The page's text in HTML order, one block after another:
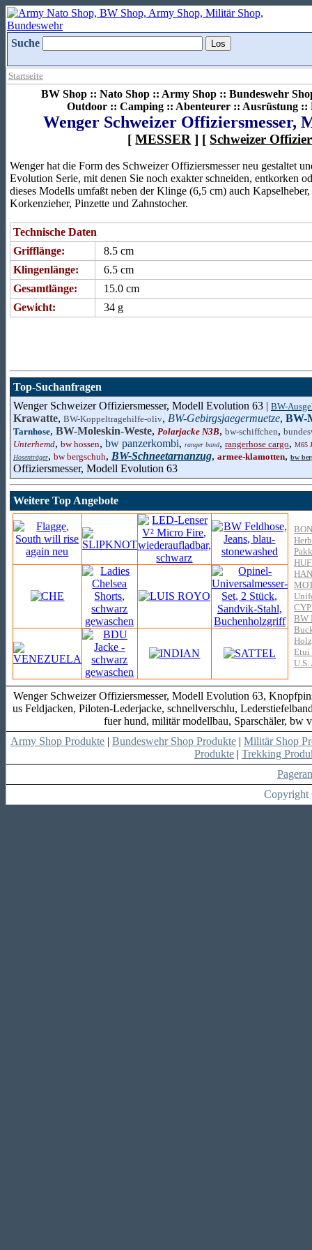
Suche
Startseite
BW Shop :: Nato Shop :: Army Shop :: Bundeswehr
Outdoor :: Camping :: Abenteurer :: Ausrüstung ::
Wenger Schweizer Offiziersmesser,
[MESSER ] [ Schweizer
Wenger hat die Form des Schweizer Offiziersmesser neu gestaltet
Evolution Serie, mit denen Sie noch exakter schneiden, entkorken
dieses Modells umfaßt neben der Klinge (6,5 cm) auch
Korkenzieher, Pinzette und Zahnstocher.
Technische Daten
Grifflänge:
8.5 cm
Klingenlänge:
6.5 cm
Gesamtlänge:
15.0 cm
Gewicht:
34 g
Top-Suchanfragen
Wenger Schweizer Offiziersmesser, Modell Evolution 63 | BW-
Krawatte, BW-Koppeltragehilfe-oliv, BW-Gebirgsjaegermuetze, BW-
Tarnhose, BW-Moleskin-Weste, Polarjacke N3B, bw-schiffchen,
Unterhemd, bw hossen, bw panzerkombi, ranger band, rangerhose cargo, M65
Hosenträger, bw bergschuh, BW-Schneetarnanzug, armee-klamotten, bw
Offiziersmesser, Modell Evolution 63
Weitere Top Angebote
BW
Etui
Wenger Schweizer Offiziersmesser, Modell Evolution 63,
us Feldjacken, Piloten-Lederjacke, schnellverschlu,
fuer hund, militär modellbau, Sparschäler, bw
Army Shop Produkte | Bundeswehr Shop Produkte | Militär Shop
Produkte | Trekking